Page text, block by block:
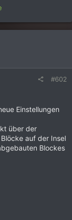
#602
Einstellungen
über der
auf der Insel
Blockes